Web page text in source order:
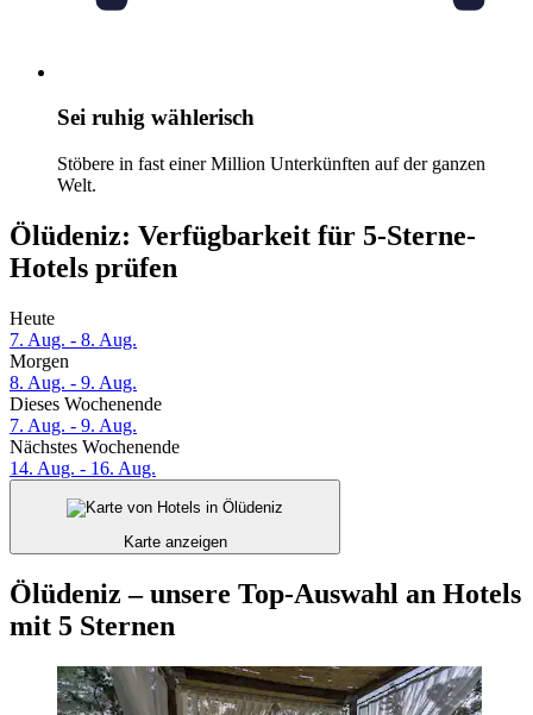
Sei ruhig wählerisch
Stöbere in fast einer Million Unterkünften auf der ganzen
Welt.
Ölüdeniz: Verfügbarkeit für 5-Sterne-
Hotels prüfen
Heute
7. Aug. - 8. Aug.
Morgen
8. Aug. - 9. Aug.
Dieses Wochenende
7. Aug. - 9. Aug.
Nächstes Wochenende
14. Aug. - 16. Aug.
Karte anzeigen
Ölüdeniz – unsere Top-Auswahl an Hotels
mit 5 Sternen